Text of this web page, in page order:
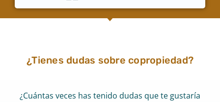
¿Tienes dudas sobre copropiedad?
¿Cuántas veces has tenido dudas que te gustaría